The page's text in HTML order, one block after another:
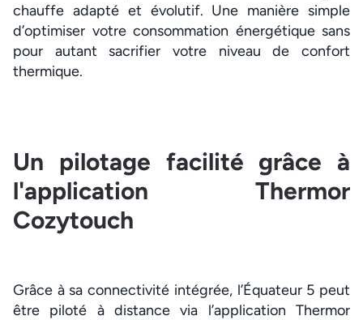
chauffe adapté et évolutif. Une manière simple
d’optimiser votre consommation énergétique sans
pour autant sacrifier votre niveau de confort
thermique.
Un pilotage facilité grâce à
l'application Thermor
Cozytouch
Grâce à sa connectivité intégrée, l’Équateur 5 peut
être piloté à distance via l’application Thermor